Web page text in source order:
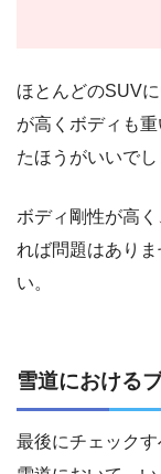
ほとんどのSUV
が高くボディも
たほうがいいでし
ボディ剛性が高
れば問題はあり
い。
雪道における
最後にチェック